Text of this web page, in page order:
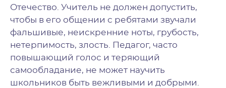
Отечество. Учитель не должен допустить,
чтобы в его общении с ребятами звучали
фальшивые, неискренние ноты, грубость,
нетерпимость, злость. Педагог, часто
повышающий голос и теряющий
самообладание, не может научить
школьников быть вежливыми и добрыми.